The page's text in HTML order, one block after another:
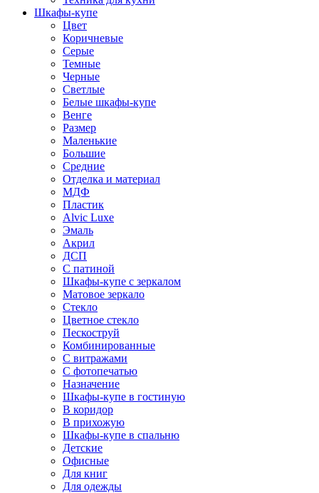
Шкафы-купе
Цвет
Коричневые
Серые
Темные
Черные
Светлые
Белые шкафы-купе
Венге
Размер
Маленькие
Большие
Средние
Отделка и материал
МДФ
Пластик
Alvic Luxe
Эмаль
Акрил
ДСП
С патиной
Шкафы-купе с зеркалом
Матовое зеркало
Стекло
Цветное стекло
Пескоструй
Комбинированные
С витражами
С фотопечатью
Назначение
Шкафы-купе в гостиную
В коридор
В прихожую
Шкафы-купе в спальню
Детские
Офисные
Для книг
Для одежды